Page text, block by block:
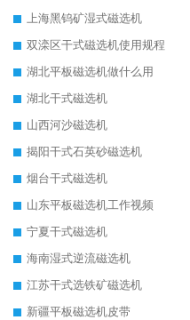
上海黑钨矿湿式磁选机
双滦区干式磁选机使用规程
湖北平板磁选机做什么用
湖北干式磁选机
山西河沙磁选机
揭阳干式石英砂磁选机
烟台干式磁选机
山东平板磁选机工作视频
宁夏干式磁选机
海南湿式逆流磁选机
江苏干式选铁矿磁选机
新疆平板磁选机皮带